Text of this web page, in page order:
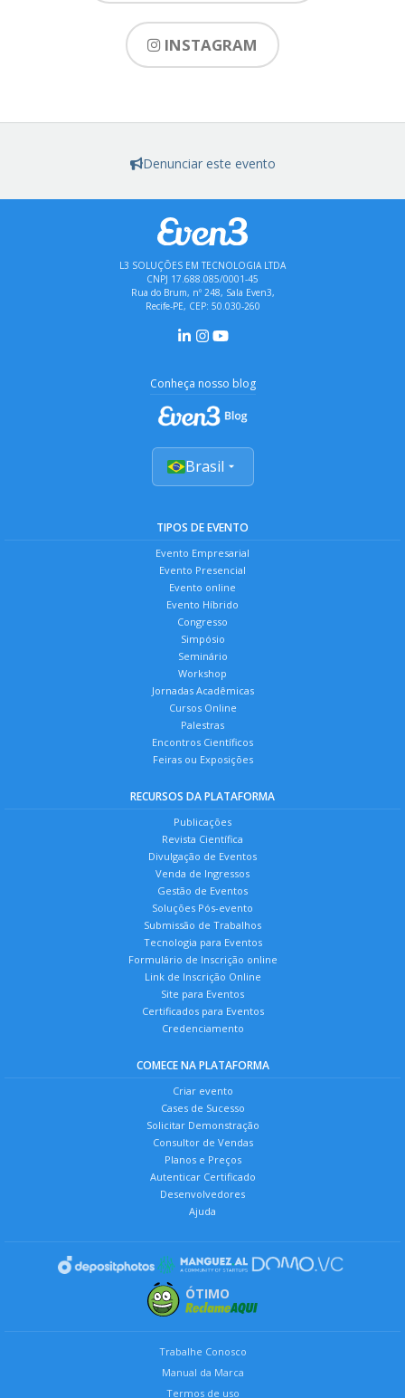
INSTAGRAM
Denunciar este evento
L3 SOLUÇÕES EM TECNOLOGIA LTDA
CNPJ 17.688.085/0001-45
Rua do Brum, nº 248, Sala Even3,
Recife-PE, CEP: 50.030-260
Conheça nosso blog
Brasil
TIPOS DE EVENTO
Evento Empresarial
Evento Presencial
Evento online
Evento Híbrido
Congresso
Simpósio
Seminário
Workshop
Jornadas Acadêmicas
Cursos Online
Palestras
Encontros Científicos
Feiras ou Exposições
RECURSOS DA PLATAFORMA
Publicações
Revista Científica
Divulgação de Eventos
Venda de Ingressos
Gestão de Eventos
Soluções Pós-evento
Submissão de Trabalhos
Tecnologia para Eventos
Formulário de Inscrição online
Link de Inscrição Online
Site para Eventos
Certificados para Eventos
Credenciamento
COMECE NA PLATAFORMA
Criar evento
Cases de Sucesso
Solicitar Demonstração
Consultor de Vendas
Planos e Preços
Autenticar Certificado
Desenvolvedores
Ajuda
ÓTIMO
Trabalhe Conosco
Manual da Marca
Termos de uso